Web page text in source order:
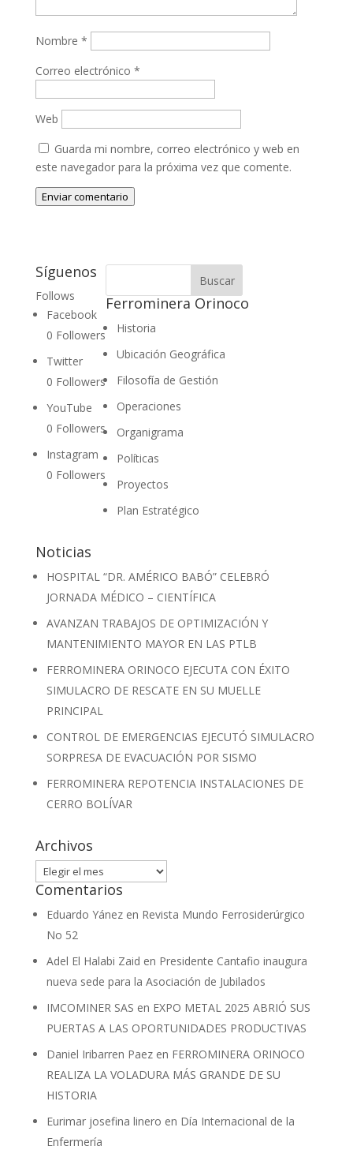
Nombre *
Correo electrónico *
Web
Guarda mi nombre, correo electrónico y web en
este navegador para la próxima vez que comente.
Enviar comentario
Síguenos
Follows
Facebook
0 Followers
Twitter
0 Followers
YouTube
0 Followers
Instagram
0 Followers
Ferrominera Orinoco
Historia
Ubicación Geográfica
Filosofía de Gestión
Operaciones
Organigrama
Políticas
Proyectos
Plan Estratégico
Noticias
HOSPITAL “DR. AMÉRICO BABÓ” CELEBRÓ
JORNADA MÉDICO – CIENTÍFICA
AVANZAN TRABAJOS DE OPTIMIZACIÓN Y
MANTENIMIENTO MAYOR EN LAS PTLB
FERROMINERA ORINOCO EJECUTA CON ÉXITO
SIMULACRO DE RESCATE EN SU MUELLE
PRINCIPAL
CONTROL DE EMERGENCIAS EJECUTÓ SIMULACRO
SORPRESA DE EVACUACIÓN POR SISMO
FERROMINERA REPOTENCIA INSTALACIONES DE
CERRO BOLÍVAR
Archivos
Archivos
Comentarios
Eduardo Yánezen Revista Mundo Ferrosiderúrgico
No 52
Adel El Halabi Zaid en Presidente Cantafio inaugura
nueva sede para la Asociación de Jubilados
IMCOMINER SAS en EXPO METAL 2025 ABRIÓ SUS
PUERTAS A LAS OPORTUNIDADES PRODUCTIVAS
Daniel Iribarren Paezen FERROMINERA ORINOCO
REALIZA LA VOLADURA MÁS GRANDE DE SU
HISTORIA
Eurimar josefina linero en Día Internacional de la
Enfermería